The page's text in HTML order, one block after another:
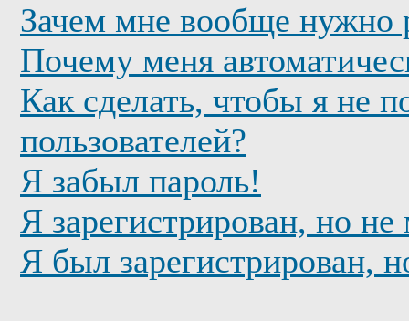
Зачем мне вообще нужно
Почему меня
Как сделать, чтобы я не
пользователей?
Я забыл пароль!
Я зарегистрирован, но
Я был зарегистрирован,